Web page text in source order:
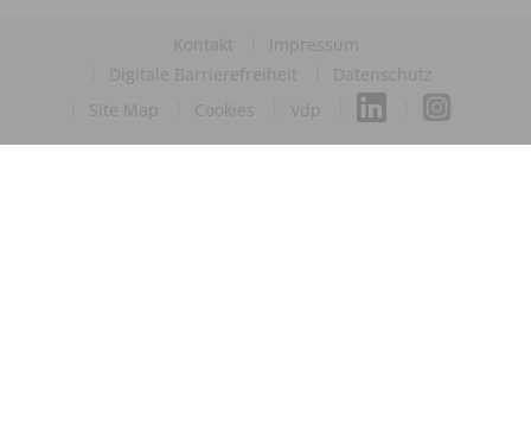
Kontakt
Impressum
Digitale Barrierefreiheit
Datenschutz
Site Map
Cookies Vdp